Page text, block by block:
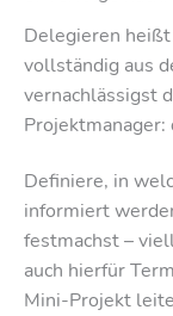
Delegieren
vollständig aus
vernachlässigst
Projektmanager:
Definiere, in
informiert
festmachst –
auch hierfür
Mini-Projekt